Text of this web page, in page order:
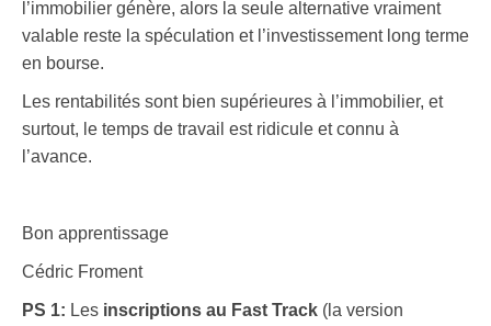
l’immobilier génère, alors la seule alternative vraiment
valable reste la spéculation et l’investissement long terme
en bourse.
Les rentabilités sont bien supérieures à l’immobilier, et
surtout, le temps de travail est ridicule et connu à
l’avance.
Bon apprentissage
Cédric Froment
PS 1: Les inscriptions au Fast Track (la version